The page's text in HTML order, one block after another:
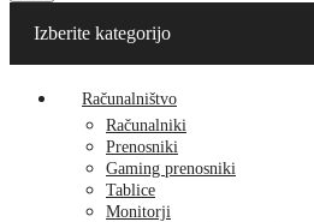
Izberite kategorijo
Računalništvo
Računalniki
Prenosniki
Gaming prenosniki
Tablice
Monitorji